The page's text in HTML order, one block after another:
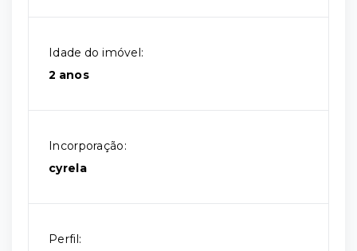
Idade do imóvel:
2 anos
Incorporação:
cyrela
Perfil: